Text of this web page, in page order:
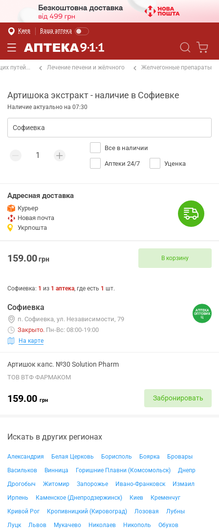
Киев Ваша аптека
путей... Лечение печени и жёлчного Желчегонные препараты
Артишока экстракт - наличие в Софиевке
Наличие актуально на 07:30
Все в наличии
Аптеки 24/7 Уценка
Адресная доставка
Курьер
Новая почта
Укрпошта
159.00грн В корзину
Софиевка: 1 из 1 аптека, где есть 1 шт.
Софиевка
п. Софиевка, ул. Независимости, 79
Закрыто. Пн-Вс: 08:00-19:00
На карте
Артишок капс. №30 Solution Pharm
ТОВ ВТФ ФАРМАКОМ
159.00 грн Забронировать
Искать в других регионах
Александрия Белая Церковь Борисполь Боярка
Бровары
Васильков
Винница Горишние Плавни (Комсомольск)
Днепр
Дрогобыч
Житомир Запорожье Ивано-Франковск
Измаил
Ирпень
Каменское (Днепродзержинск) Киев
Кременчуг
Кривой Рог
Кропивницкий (Кировоград) Лозовая
Лубны
Луцк
Львов Мукачево Николаев Никополь
Обухов